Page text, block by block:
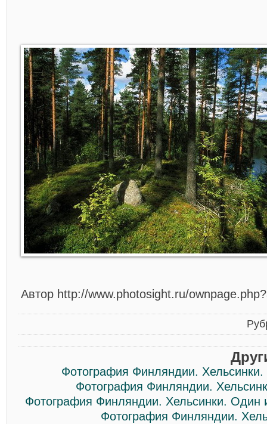
Автор http://www.photosight.ru/
Фотография Финляндии.
Фотография Финляндии.
Фотография Финляндии. Хельсинки. Один
Фотография Финляндии.